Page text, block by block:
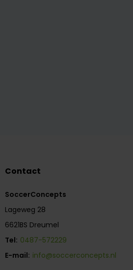
Contact
SoccerConcepts
Lageweg 28
6621BS Dreumel
Tel: 0487-572229
E-mail: info@soccerconcepts.nl